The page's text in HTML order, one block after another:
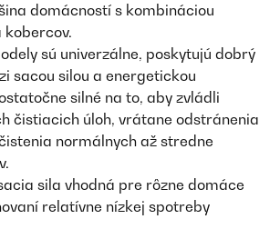
domácností s kombináciou
sú univerzálne, poskytujú dobrý
sacou silou a energetickou
silné na to, aby zvládli
čistiacich úloh, vrátane odstránenia
normálnych až stredne
sila vhodná pre rôzne domáce
relatívne nízkej spotreby